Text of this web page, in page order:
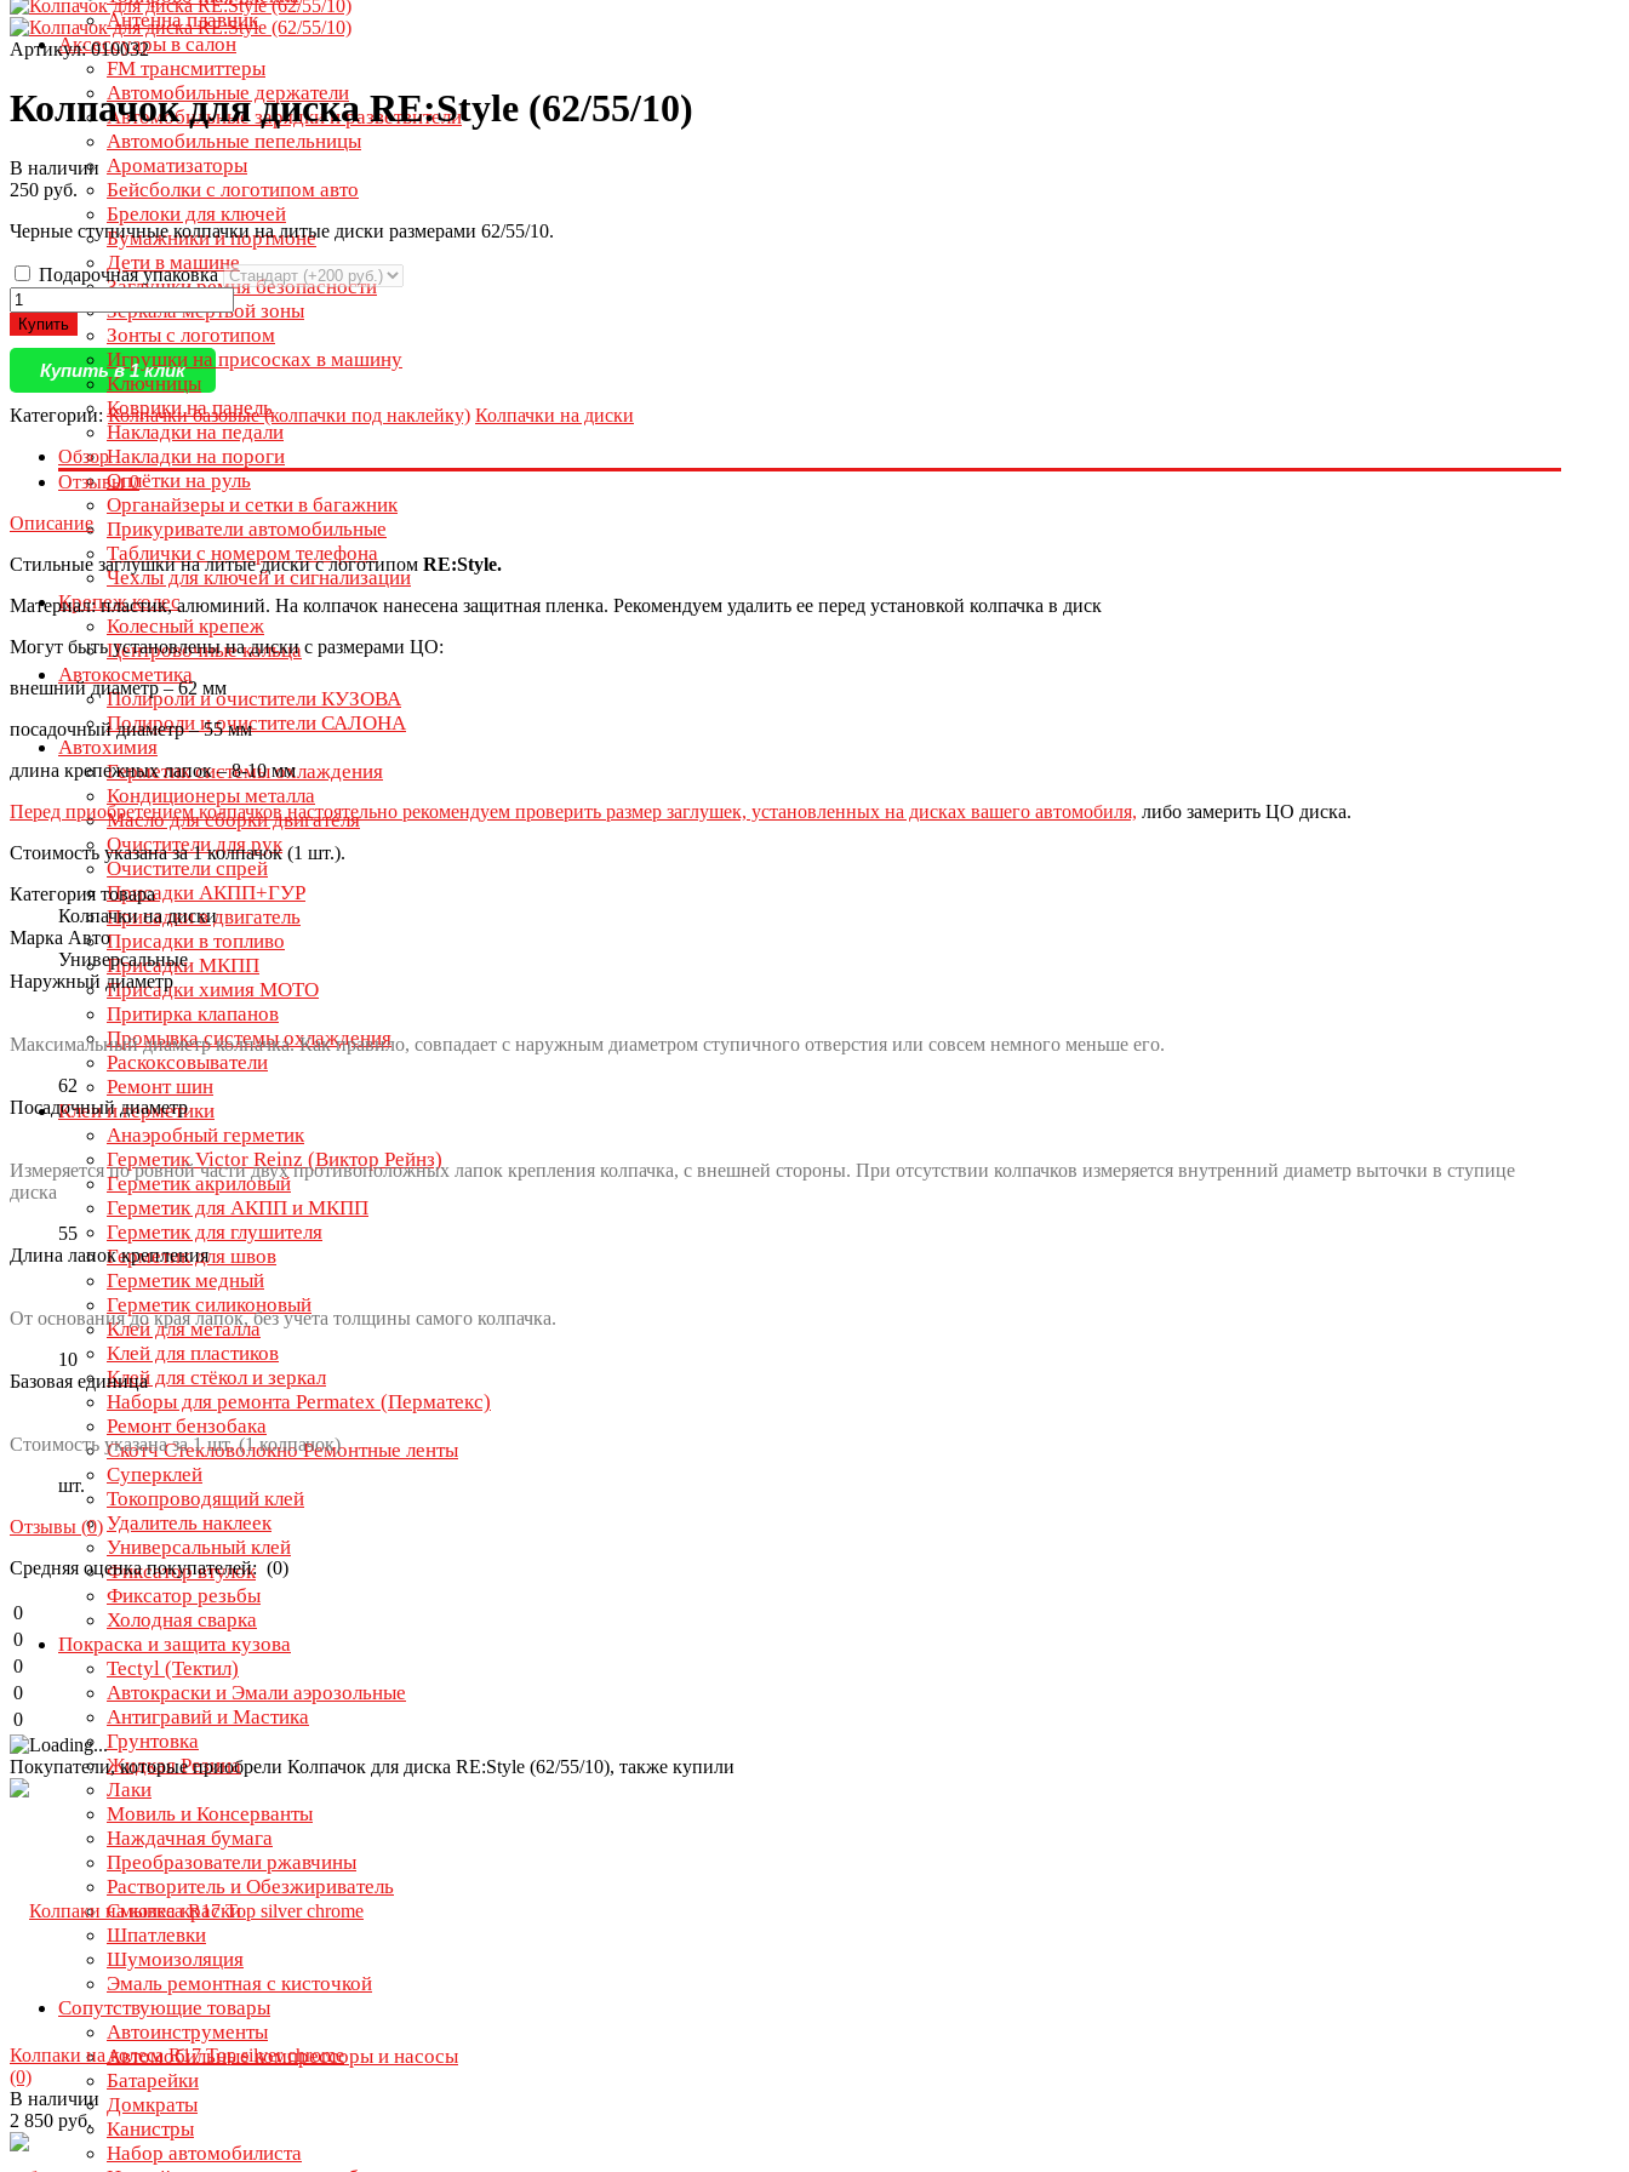
Антенна плавник
Аксессуары в салон
FM трансмиттеры
Автомобильные держатели
Автомобильные зарядки и разветвители
Автомобильные пепельницы
Ароматизаторы
Бейсболки с логотипом авто
Брелоки для ключей
Бумажники и портмоне
Дети в машине
Заглушки ремня безопасности
Зеркала мертвой зоны
Зонты с логотипом
Игрушки на присосках в машину
Ключницы
Коврики на панель
Накладки на педали
Накладки на пороги
Оплётки на руль
Органайзеры и сетки в багажник
Прикуриватели автомобильные
Таблички с номером телефона
Чехлы для ключей и сигнализации
Крепеж колес
Колесный крепеж
Центровочные кольца
Автокосметика
Полироли и очистители КУЗОВА
Полироли и очистители САЛОНА
Автохимия
Герметик системы охлаждения
Кондиционеры металла
Масло для сборки двигателя
Очистители для рук
Очистители спрей
Присадки АКПП+ГУР
Присадки в двигатель
Присадки в топливо
Присадки МКПП
Присадки химия МОТО
Притирка клапанов
Промывка системы охлаждения
Раскоксовыватели
Ремонт шин
Клеи и герметики
Анаэробный герметик
Герметик Victor Reinz (Виктор Рейнз)
Герметик акриловый
Герметик для АКПП и МКПП
Герметик для глушителя
Герметик для швов
Герметик медный
Герметик силиконовый
Клей для металла
Клей для пластиков
Клей для стёкол и зеркал
Наборы для ремонта Permatex (Перматекс)
Ремонт бензобака
Скотч Стекловолокно Ремонтные ленты
Суперклей
Токопроводящий клей
Удалитель наклеек
Универсальный клей
Фиксатор втулок
Фиксатор резьбы
Холодная сварка
Покраска и защита кузова
Tectyl (Тектил)
Автокраски и Эмали аэрозольные
Антигравий и Мастика
Грунтовка
Жидкая Резина
Лаки
Мовиль и Консерванты
Наждачная бумага
Преобразователи ржавчины
Растворитель и Обезжириватель
Смывка краски
Шпатлевки
Шумоизоляция
Эмаль ремонтная с кисточкой
Сопутствующие товары
Автоинструменты
Автомобильные компрессоры и насосы
Батарейки
Домкраты
Канистры
Набор автомобилиста
Артикул: 010032
Колпачок для диска RE:Style (62/55/10)
В наличии
250 руб.
Черные ступичные колпачки на литые диски размерами 62/55/10.
Подарочная упаковка
Купить
Купить в 1 клик
Категории:Колпачки базовые (колпачки под наклейку) Колпачки на диски
Обзор
Отзывы0
Описание
Стильные заглушки на литые диски с логотипом RE:Style.
Материал: пластик, алюминий. На колпачок нанесена защитная пленка. Рекомендуем удалить ее перед установкой колпачка в диск
Могут быть установлены на диски с размерами ЦО:
внешний диаметр – 62 мм
посадочный диаметр – 55 мм
длина крепежных лапок – 8-10 мм
Перед приобретением колпачков настоятельно рекомендуем проверить размер заглушек, установленных на дисках вашего автомобиля, либо замерить ЦО диска.
Стоимость указана за 1 колпачок (1 шт.).
Категория товара
Колпачки на диски
Марка Авто
Универсальные
Наружный диаметр
Максимальный диаметр колпачка. Как правило, совпадает с наружным диаметром ступичного отверстия или совсем немного меньше его.
62
Посадочный диаметр
Измеряется по ровной части двух противоположных лапок крепления колпачка, с внешней стороны. При отсутствии колпачков измеряется внутренний диаметр выточки в ступице
диска
55
Длина лапок крепления
От основания до края лапок, без учета толщины самого колпачка.
10
Базовая единица
Стоимость указана за 1 шт. (1 колпачок)
шт.
Отзывы (0)
Средняя оценка покупателей: (0)
0
0
0
0
0
Покупатели, которые приобрели Колпачок для диска RE:Style (62/55/10), также купили
Колпаки на колеса R17 Top silver chrome
(0)
В наличии
2 850 руб.